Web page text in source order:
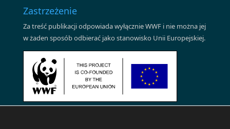
Zastrzeżenie
Za treść publikacji odpowiada wyłącznie WWF i nie można jej
w żaden sposób odbierać jako stanowisko Unii Europejskiej.